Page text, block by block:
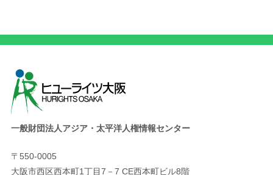
一般財団法人アジア・太平洋人権情報センター
〒550-0005
大阪市西区西本町1丁目7－7 CE西本町ビル8階